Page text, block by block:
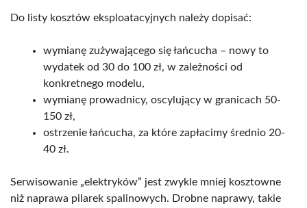
Do listy kosztów eksploatacyjnych należy dopisać:
wymianę zużywającego się łańcucha – nowy to
wydatek od 30 do 100 zł, w zależności od
konkretnego modelu,
wymianę prowadnicy, oscylujący w granicach 50-
150 zł,
ostrzenie łańcucha, za które zapłacimy średnio 20-
40 zł.
Serwisowanie „elektryków” jest zwykle mniej kosztowne
niż naprawa pilarek spalinowych. Drobne naprawy, takie